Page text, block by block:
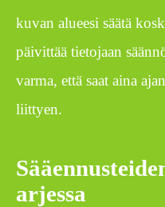
kuvan alueesi säätä
päivittää tietojaan
varma, että saat aina
liittyen.
arjessa